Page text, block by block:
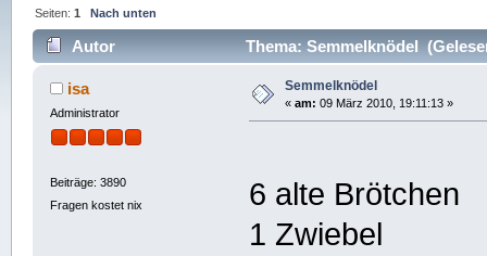
Seiten:1 Nach unten
Autor Thema: Semmelknödel
isa
Administrator
Beiträge: 3890
Fragen kostet nix
Semmelknödel
« am: 09 März 2010, 19:11:13 »
6 alte Brötchen
1 Zwiebel